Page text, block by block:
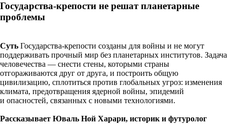
Государства-крепости не решат планетарные
проблемы
Суть Государства-крепости созданы для войны и не могут
поддерживать прочный мир без планетарных институтов. Задача
человечества — снести стены, которыми страны
отгораживаются друг от друга, и построить общую
цивилизацию, сплотиться против глобальных угроз: изменения
климата, предотвращения ядерной войны, эпидемий
и опасностей, связанных с новыми технологиями.
Рассказывает Юваль Ной Харари, историк и футуролог